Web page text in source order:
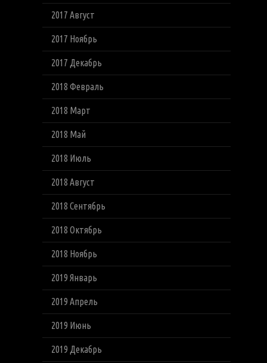
2017 Август
2017 Ноябрь
2017 Декабрь
2018 Февраль
2018 Март
2018 Май
2018 Июль
2018 Август
2018 Сентябрь
2018 Октябрь
2018 Ноябрь
2019 Январь
2019 Апрель
2019 Июнь
2019 Декабрь